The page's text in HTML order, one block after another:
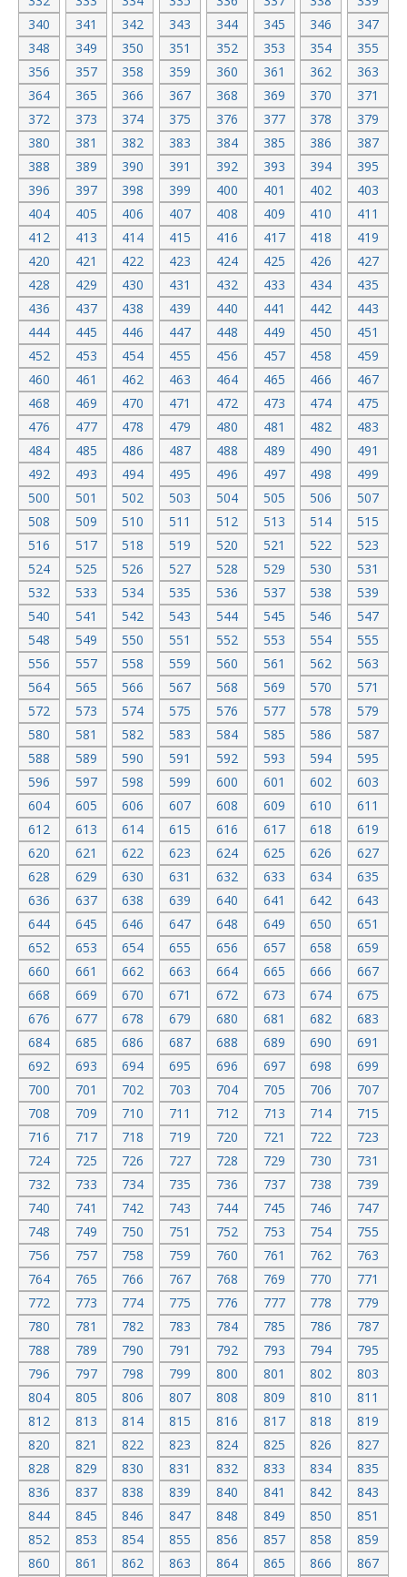
340
341 342 343 344 345 346
347
348
349 350 351 352 353 354
355
356
357 358 359 360 361 362
363
364
365 366 367 368 369 370
371
372
373 374 375 376 377 378
379
380
381 382 383 384 385 386
387
388
389 390 391 392 393 394
395
396
397 398 399 400 401 402
403
404
405 406 407 408 409 410
411
412
413 414 415 416 417 418
419
420
421 422 423 424 425 426
427
428
429 430 431 432 433 434
435
436
437 438 439 440 441 442
443
444
445 446 447 448 449 450
451
452
453 454 455 456 457 458
459
460
461 462 463 464 465 466
467
468
469 470 471 472 473 474
475
476
477 478 479 480 481 482
483
484
485 486 487 488 489 490
491
492
493 494 495 496 497 498
499
500
501 502 503 504 505 506
507
508
509 510 511 512 513 514
515
516
517 518 519 520 521 522
523
524
525 526 527 528 529 530
531
532
533 534 535 536 537 538
539
540
541 542 543 544 545 546
547
548
549 550 551 552 553 554
555
556
557 558 559 560 561 562
563
564
565 566 567 568 569 570
571
572
573 574 575 576 577 578
579
580
581 582 583 584 585 586
587
588
589 590 591 592 593 594
595
596
597 598 599 600 601 602
603
604
605 606 607 608 609 610
611
612
613 614 615 616 617 618
619
620
621 622 623 624 625 626
627
628
629 630 631 632 633 634
635
636
637 638 639 640 641 642
643
644
645 646 647 648 649 650
651
652
653 654 655 656 657 658
659
660
661 662 663 664 665 666
667
668
669 670 671 672 673 674
675
676
677 678 679 680 681 682
683
684
685 686 687 688 689 690
691
692
693 694 695 696 697 698
699
700
701 702 703 704 705 706
707
708
709 710 711 712 713 714
715
716
717 718 719 720 721 722
723
724
725 726 727 728 729 730
731
732
733 734 735 736 737 738
739
740
741 742 743 744 745 746
747
748
749 750 751 752 753 754
755
756
757 758 759 760 761 762
763
764
765 766 767 768 769 770
771
772
773 774 775 776 777 778
779
780
781 782 783 784 785 786
787
788
789 790 791 792 793 794
795
796
797 798 799 800 801 802
803
804
805 806 807 808 809 810
811
812
813 814 815 816 817 818
819
820
821 822 823 824 825 826
827
828
829 830 831 832 833 834
835
836
837 838 839 840 841 842
843
844
845 846 847 848 849 850
851
852
853 854 855 856 857 858
859
860
861 862 863 864 865 866
867